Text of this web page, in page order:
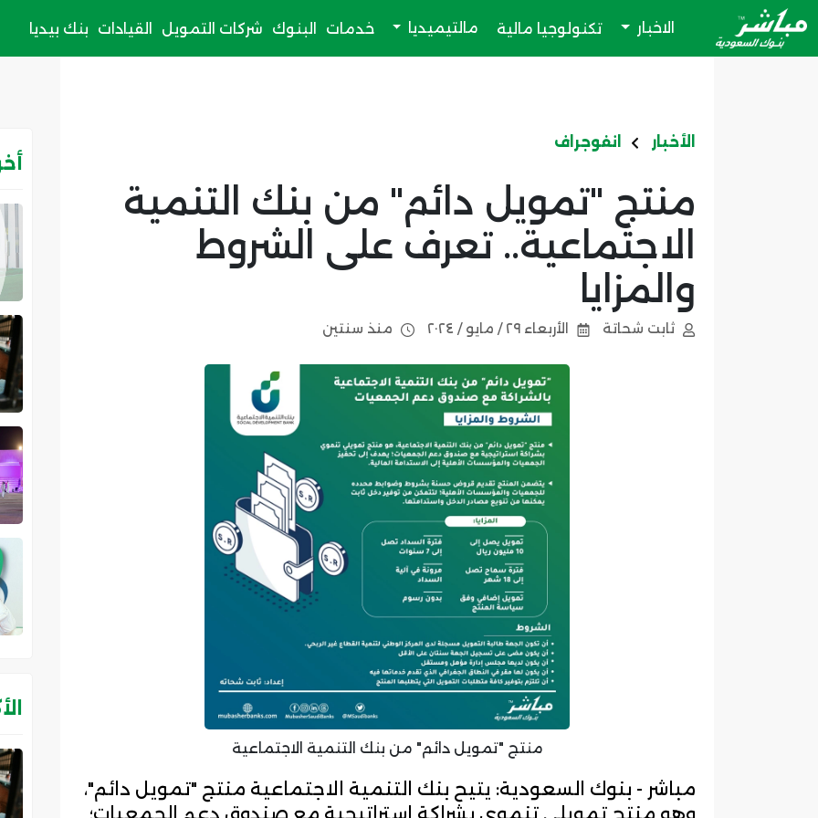
الاخبار تكنولوجيا مالية مالتيميديا خدمات البنوك شركات التمويل القيادات بنك بيديا
الأخبار انفوجراف
منتج "تمويل دائم" من بنك التنمية
الاجتماعية.. تعرف على الشروط
والمزايا
ثابت شحاتة الأربعاء ٢٩ / مايو / ٢٠٢٤ منذ سنتين
منتج "تمويل دائم" من بنك التنمية الاجتماعية
مباشر - بنوك السعودية: يتيح بنك التنمية الاجتماعية منتج "تمويل دائم"،
وهو منتج تمويلي تنموي بشراكة استراتيجية مع صندوق دعم الجمعيات؛